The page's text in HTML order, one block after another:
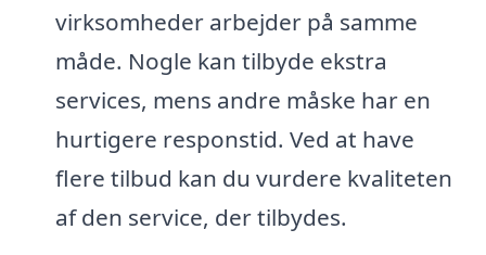
virksomheder arbejder på samme
måde. Nogle kan tilbyde ekstra
services, mens andre måske har en
hurtigere responstid. Ved at have
flere tilbud kan du vurdere kvaliteten
af den service, der tilbydes.